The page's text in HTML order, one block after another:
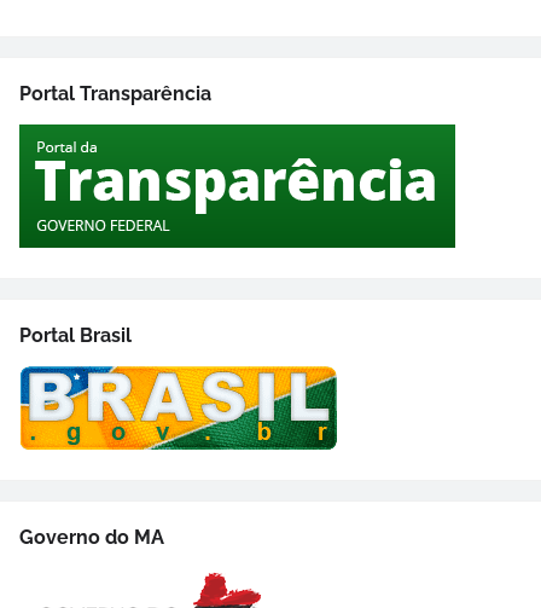
Portal Transparência
Portal Brasil
Governo do MA